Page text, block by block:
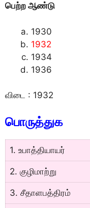
பெற்ற ஆண்டு
1930
1932
1934
1936
விடை : 1932
பொருத்துக
1. உபாத்தியாயர்
2. குழிமாற்று
3. சீதாளபத்திரம்